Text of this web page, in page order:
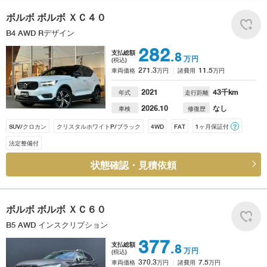
ボルボ ボルボ ＸＣ４０
B4 AWD Rデザイン
支払総額
(税込)
282.8 万円
車両価格 271.3万円 諸費用 11.5万円
年式 2021 走行距離 43千km
車検 2026.10 修復歴 なし
SUV/クロカン クリスタルホワイトP/ブラック 4WD FAT 1ヶ月保証付 ？
法定整備付
状態確認・見積依頼
ボルボ ボルボ ＸＣ６０
B5 AWD インスクリプション
支払総額
(税込)
377.8 万円
車両価格 370.3万円 諸費用 7.5万円